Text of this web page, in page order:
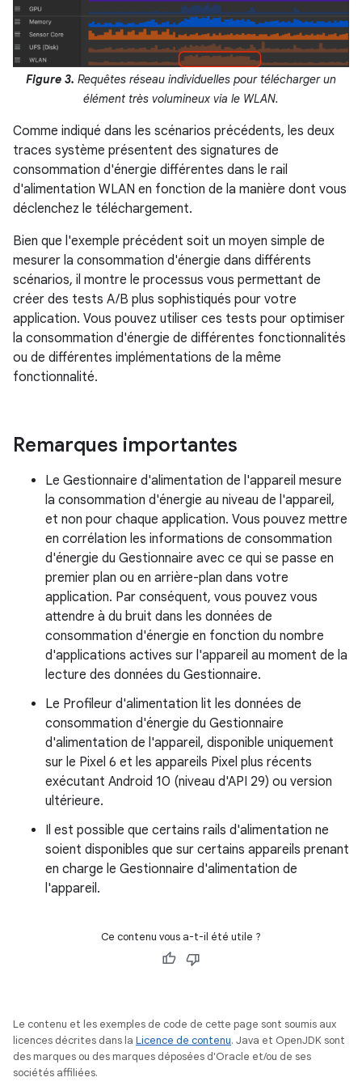
Figure 3. Requêtes réseau individuelles pour télécharger un
élément très volumineux via le WLAN.
Comme indiqué dans les scénarios précédents, les deux
traces système présentent des signatures de
consommation d'énergie différentes dans le rail
d'alimentation WLAN en fonction de la manière dont vous
déclenchez le téléchargement.
Bien que l'exemple précédent soit un moyen simple de
mesurer la consommation d'énergie dans différents
scénarios, il montre le processus vous permettant de
créer des tests A/B plus sophistiqués pour votre
application. Vous pouvez utiliser ces tests pour optimiser
la consommation d'énergie de différentes fonctionnalités
ou de différentes implémentations de la même
fonctionnalité.
Remarques importantes
Le Gestionnaire d'alimentation de l'appareil mesure
la consommation d'énergie au niveau de l'appareil,
et non pour chaque application. Vous pouvez mettre
en corrélation les informations de consommation
d'énergie du Gestionnaire avec ce qui se passe en
premier plan ou en arrière-plan dans votre
application. Par conséquent, vous pouvez vous
attendre à du bruit dans les données de
consommation d'énergie en fonction du nombre
d'applications actives sur l'appareil au moment de la
lecture des données du Gestionnaire.
Le Profileur d'alimentation lit les données de
consommation d'énergie du Gestionnaire
d'alimentation de l'appareil, disponible uniquement
sur le Pixel 6 et les appareils Pixel plus récents
exécutant Android 10 (niveau d'API 29) ou version
ultérieure.
Il est possible que certains rails d'alimentation ne
soient disponibles que sur certains appareils prenant
en charge le Gestionnaire d'alimentation de
l'appareil.
Ce contenu vous a-t-il été utile ?
Le contenu et les exemples de code de cette page sont soumis aux
licences décrites dans la Licence de contenu. Java et OpenJDK sont
des marques ou des marques déposées d'Oracle et/ou de ses
sociétés affiliées.